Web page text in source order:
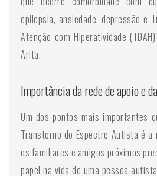
epilepsia, ansiedade, depressão e
Atenção com Hiperatividade
Arita.
Importância da rede de apoio e
Um dos pontos mais importantes
Transtorno do Espectro Autista é a
os familiares e amigos próximos
papel na vida de uma pessoa